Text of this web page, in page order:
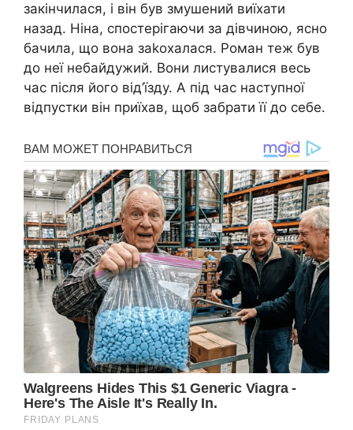
закінчилася, і він був змушений виїхати
назад. Ніна, спостерігаючи за дівчиною, ясно
бачила, що вона заkохалася. Роман теж був
до неї небайдужий. Вони листувалися весь
час після його від’їзду. А під час наступної
відпустки він приїхав, щоб забрати її до себе.